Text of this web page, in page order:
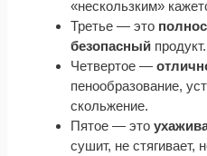
«нескользким»
Третье — это
безопасный продукт.
Четвертое —
пенообразование,
скольжение.
Пятое — это
сушит, не стягивает,